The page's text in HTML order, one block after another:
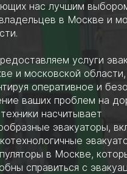
нас лучшим
в Москве и
услуги
и московской области,
оперативное и
ваших проблем на
насчитывает
эвакуаторы,
в Москве,
справиться с